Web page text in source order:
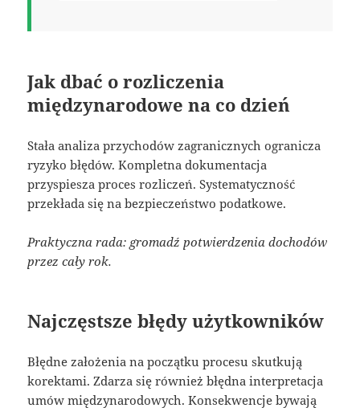
Jak dbać o rozliczenia
międzynarodowe na co dzień
Stała analiza przychodów zagranicznych ogranicza
ryzyko błędów. Kompletna dokumentacja
przyspiesza proces rozliczeń. Systematyczność
przekłada się na bezpieczeństwo podatkowe.
Praktyczna rada: gromadź potwierdzenia dochodów
przez cały rok.
Najczęstsze błędy użytkowników
Błędne założenia na początku procesu skutkują
korektami. Zdarza się również błędna interpretacja
umów międzynarodowych. Konsekwencje bywają